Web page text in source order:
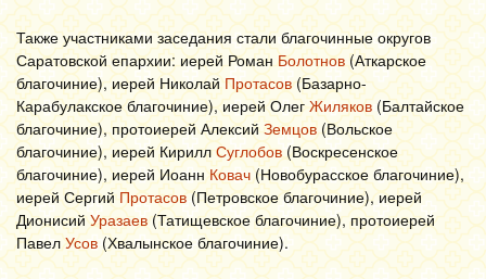
Также участниками заседания стали благочинные округов
Саратовской епархии: иерей Роман Болотнов (Аткарское
благочиние), иерей Николай Протасов(Базарно-
Карабулакское благочиние), иерей Олег Жиляков(Балтайское
благочиние), протоиерей Алексий Земцов (Вольское
благочиние), иерей Кирилл Суглобов(Воскресенское
благочиние), иерей Иоанн Ковач (Новобурасское благочиние),
иерей Сергий Протасов(Петровское благочиние), иерей
ДионисийУразаев(Татищевское благочиние), протоиерей
Павел Усов (Хвалынское благочиние).